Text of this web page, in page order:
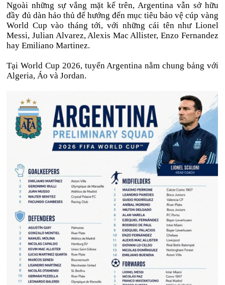
Ngoài những sự vắng mặt kể trên, Argentina vẫn sở hữu
đầy đủ dàn hảo thủ để hướng đến mục tiêu bảo vệ cúp vàng
World Cup vào tháng tới, với những cái tên như Lionel
Messi, Julian Alvarez, Alexis Mac Allister, Enzo Fernandez
hay Emiliano Martinez.
Tại World Cup 2026, tuyển Argentina nằm chung bảng với
Algeria, Áo và Jordan.